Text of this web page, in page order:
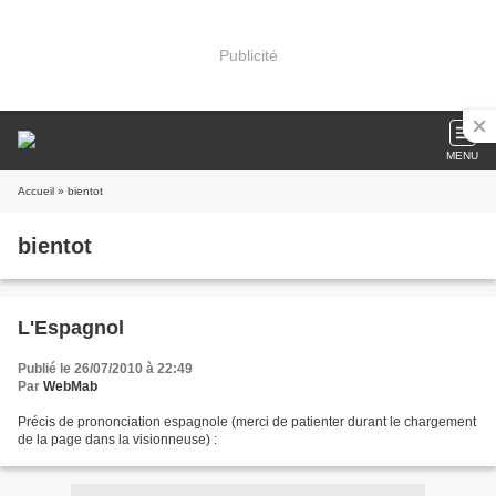
Publicité
MENU
Accueil » bientot
bientot
L'Espagnol
Publié le 26/07/2010 à 22:49
Par WebMab
Précis de prononciation espagnole (merci de patienter durant le chargement
de la page dans la visionneuse) :